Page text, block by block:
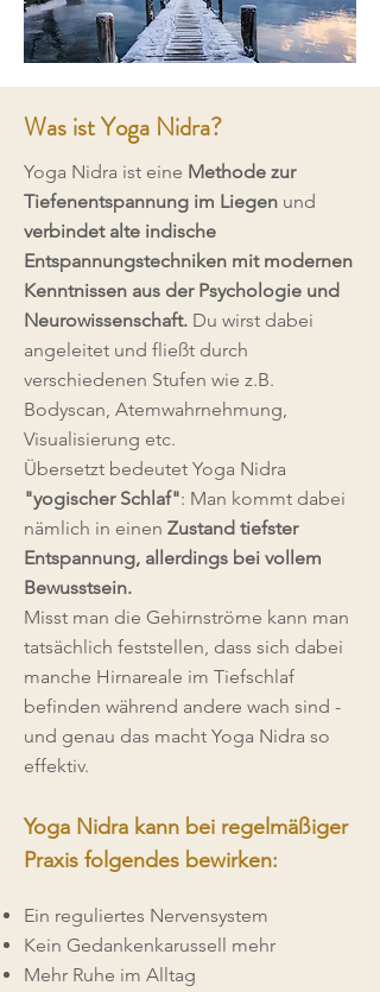
Was ist Yoga Nidra?
Yoga Nidra ist eine Methode zur
Tiefenentspannung im Liegen und
verbindet alte indische
Entspannungstechniken mit modernen
Kenntnissen aus der Psychologie und
Neurowissenschaft. Du wirst dabei
angeleitet und fließt durch
verschiedenen Stufen wie z.B.
Bodyscan, Atemwahrnehmung,
Visualisierung etc.
Übersetzt bedeutet Yoga Nidra
"yogischer Schlaf": Man kommt dabei
nämlich in einen Zustand tiefster
Entspannung, allerdings bei vollem
Bewusstsein.
Misst man die Gehirnströme kann man
tatsächlich feststellen, dass sich dabei
manche Hirnareale im Tiefschlaf
befinden während andere wach sind -
und genau das macht Yoga Nidra so
effektiv.
Yoga Nidra kann bei regelmäßiger
Praxis folgendes bewirken:
Ein reguliertes Nervensystem
Kein Gedankenkarussell mehr
Mehr Ruhe im Alltag